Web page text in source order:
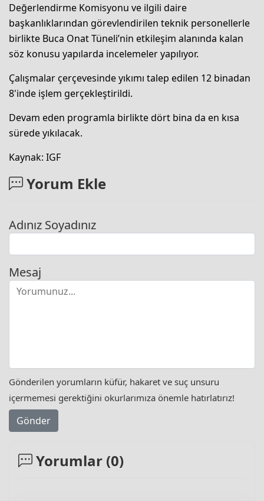
Değerlendirme Komisyonu ve ilgili daire
başkanlıklarından görevlendirilen teknik personellerle
birlikte Buca Onat Tüneli’nin etkileşim alanında kalan
söz konusu yapılarda incelemeler yapılıyor.
Çalışmalar çerçevesinde yıkımı talep edilen 12 binadan
8'inde işlem gerçekleştirildi.
Devam eden programla birlikte dört bina da en kısa
sürede yıkılacak.
Kaynak: IGF
Yorum Ekle
Adınız Soyadınız
Mesaj
Gönderilen yorumların küfür, hakaret ve suç unsuru
içermemesi gerektiğini okurlarımıza önemle hatırlatırız!
Gönder
Yorumlar (0)